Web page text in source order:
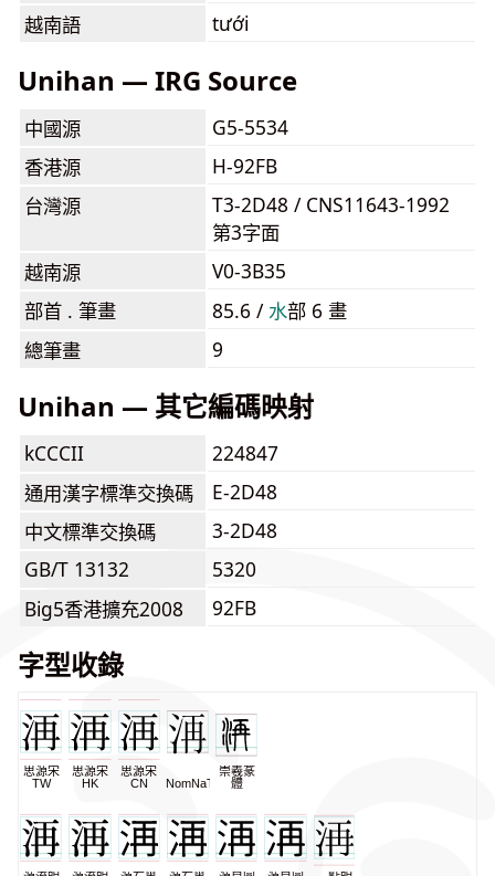
越南語
tưới
Unihan — IRG Source
中國源
G5-5534
香港源
H-92FB
台灣源
T3-2D48 / CNS11643-1992
第3字面
越南源
V0-3B35
部首 . 筆畫
85.6 /⽔部 6 畫
總筆畫
9
Unihan — 其它編碼映射
kCCCII
224847
通用漢字標準交換碼
E-2D48
中文標準交換碼
3-2D48
GB/T 13132
5320
Big5香港擴充2008
92FB
字型收錄
思源宋
TW
思源宋
HK
思源宋
CN
NomNaTong
崇羲篆
體